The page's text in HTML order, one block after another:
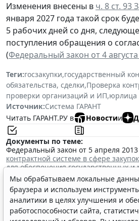
Изменения внесены в ч. 8 ст. 93
января 2027 года такой срок
5 рабочих дней со дня,
поступления обращения о
(Федеральный закон от 4
Теги:госзакупки,государственный
обязательства, сделки,Проверка
проверки организаций и ИП,юрлица
Источник:Система ГАРАНТ
Читать ГАРАНТ.РУ в
Новостии
Документы по теме:
Федеральный закон от 5 апреля
контрактной системе в сфере
для обеспечения государственных
Читайте также:
Процедуру заключения контракта
запроса котировок уточнят
ФАС России рассказала об
проверок заказчиков по 44-ФЗ
Контракты по однородным товарам
Мы обрабатываем локальные
браузера и используем
аналитики в целях улучшения и
работоспособности сайта,